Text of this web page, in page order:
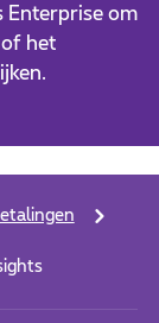
Enterprise om
het